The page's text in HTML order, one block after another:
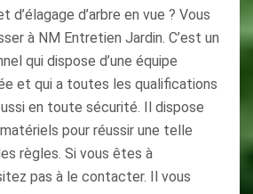
d’élagage d’arbre en vue ? Vous
à NM Entretien Jardin. C’est un
qui dispose d’une équipe
et qui a toutes les qualifications
en toute sécurité. Il dispose
pour réussir une telle
règles. Si vous êtes à
pas à le contacter. Il vous